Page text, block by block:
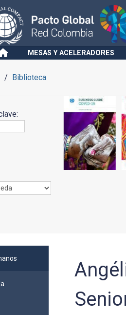
MESAS Y ACELERADORES
Biblioteca